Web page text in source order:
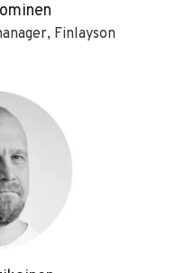
Finlayson